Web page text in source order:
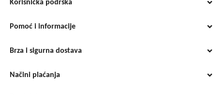
Korisnička podrška
Pomoć i informacije
Brza i sigurna dostava
Načini plaćanja